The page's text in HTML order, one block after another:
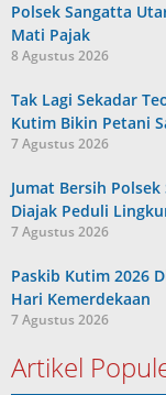
Polsek Sangatta
Mati Pajak
8 Agustus 2026
Tak Lagi Sekadar
Kutim Bikin Petani
7 Agustus 2026
Jumat Bersih
Diajak Peduli
7 Agustus 2026
Paskib Kutim 2026
Hari Kemerdekaan
7 Agustus 2026
Artikel